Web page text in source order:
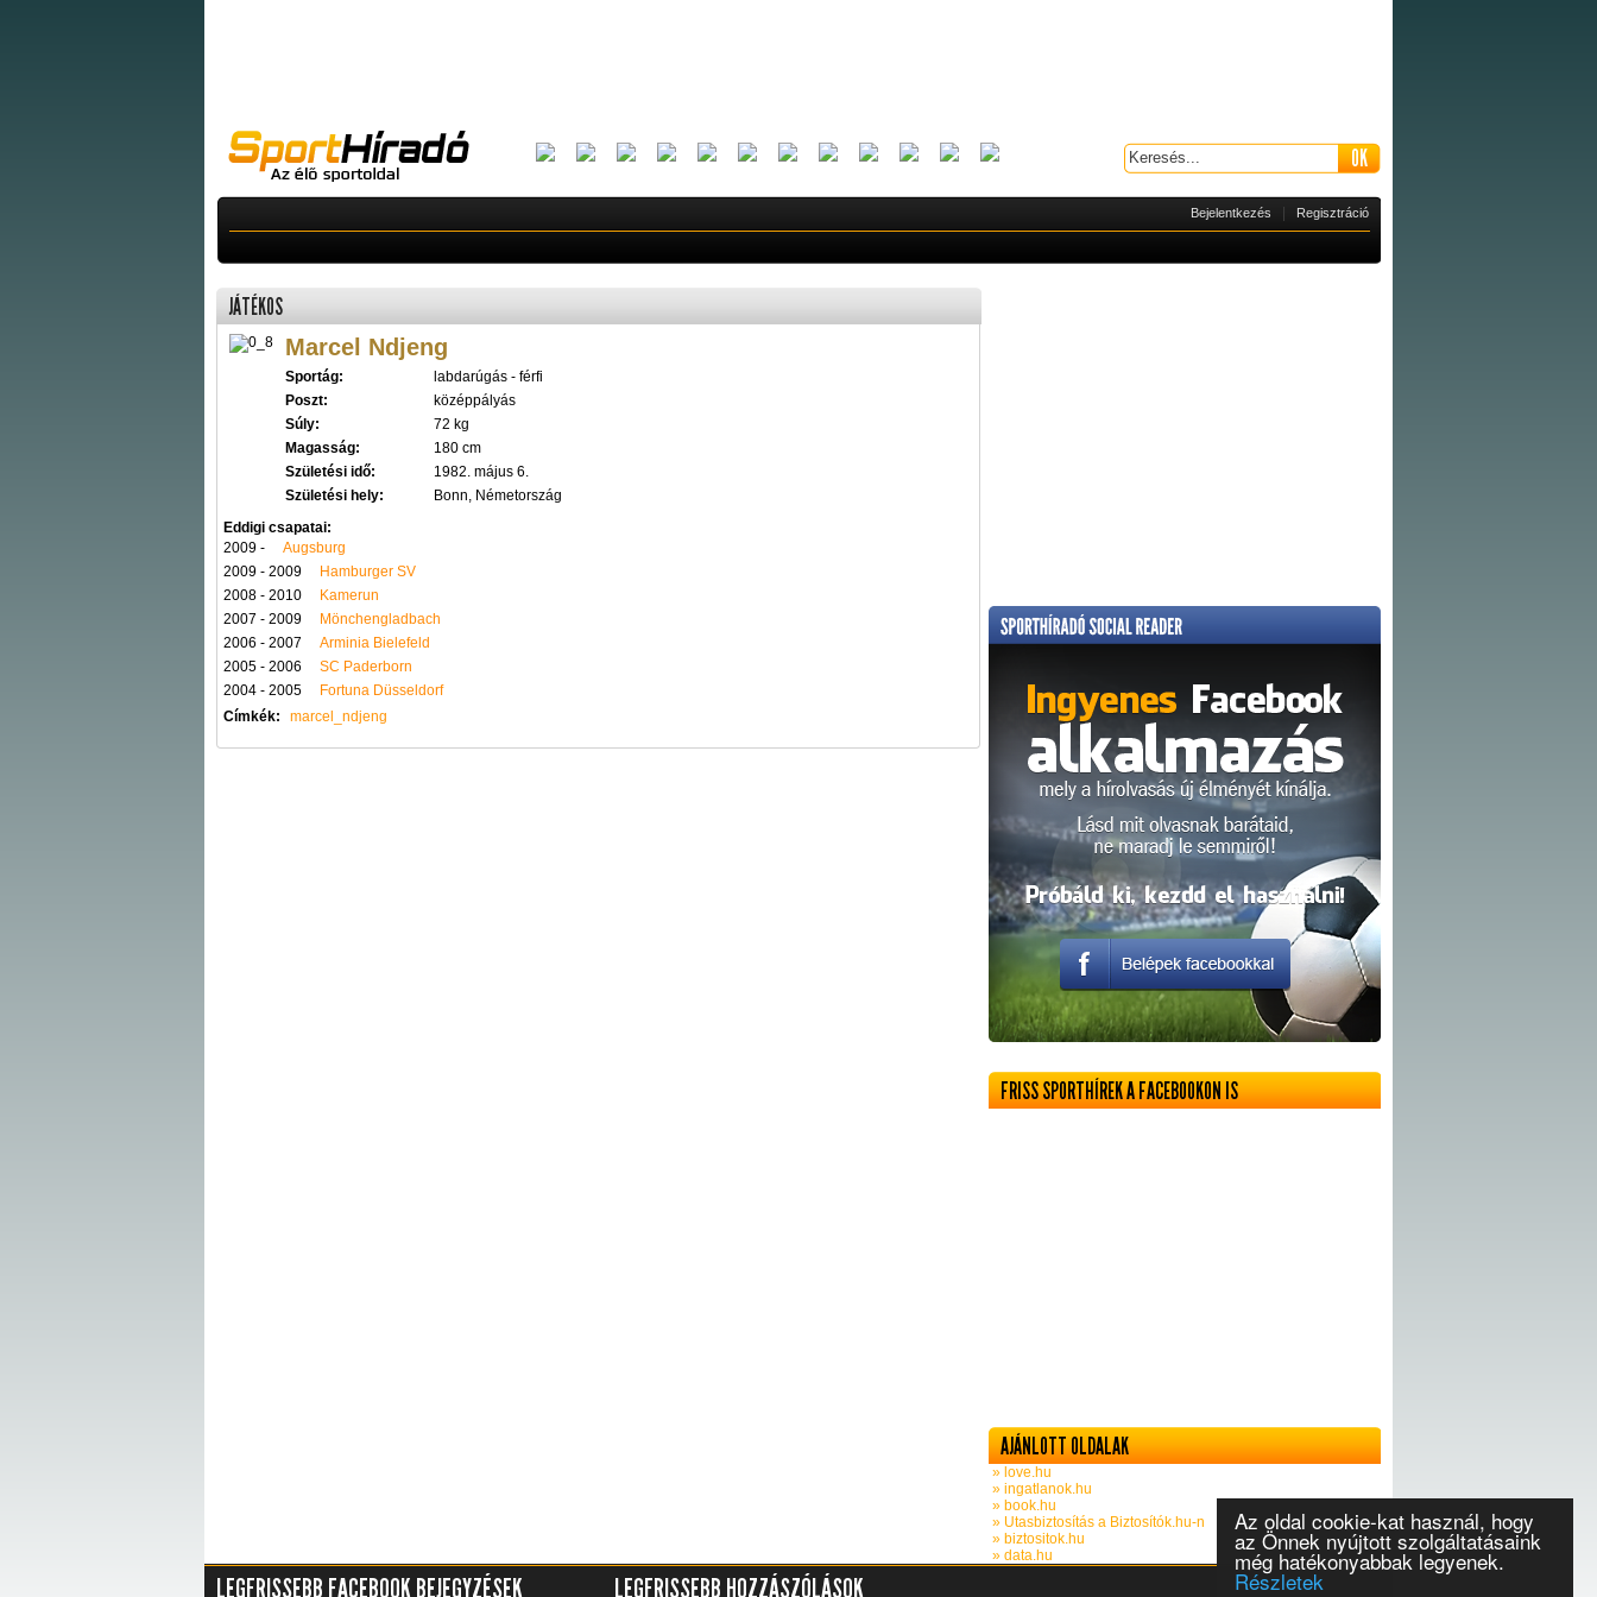
Az oldal cookie-kat használ, hogy
az Önnek nyújtott szolgáltatásaink
még hatékonyabbak legyenek.
Részletek
Bejelentkezés Regisztráció
JÁTÉKOS
Marcel Ndjeng
Sportág:
labdarúgás - férfi
Poszt:
középpályás
Súly:
72 kg
Magasság:
180 cm
Születési idő:
1982. május 6.
Születési hely:
Bonn, Németország
Eddigi csapatai:
2009 -
Augsburg
2009 - 2009
Hamburger SV
2008 - 2010
Kamerun
2007 - 2009
Mönchengladbach
2006 - 2007
Arminia Bielefeld
2005 - 2006
SC Paderborn
2004 - 2005
Fortuna Düsseldorf
Címkék:
marcel_ndjeng
FRISS SPORTHÍREK A FACEBOOKON IS
AJÁNLOTT OLDALAK
» love.hu
» ingatlanok.hu
» book.hu
» Utasbiztosítás a Biztosítók.hu-n
» biztositok.hu
» data.hu
LEGFRISSEBB FACEBOOK BEJEGYZÉSEK LEGFRISSEBB HOZZÁSZÓLÁSOK